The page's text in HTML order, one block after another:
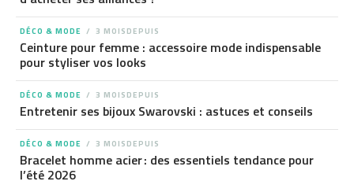
DÉCO & MODE 3 MOISDEPUIS
Ceinture pour femme : accessoire mode indispensable
pour styliser vos looks
DÉCO & MODE 3 MOISDEPUIS
Entretenir ses bijoux Swarovski : astuces et conseils
DÉCO & MODE 3 MOISDEPUIS
Bracelet homme acier : des essentiels tendance pour
l’été 2026